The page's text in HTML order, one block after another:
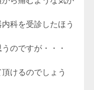
科を受診したほう
うのですが・・・
けるのでしょう